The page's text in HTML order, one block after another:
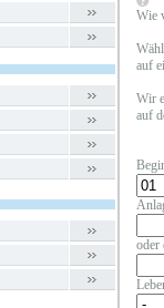
Wie
auf
Wir
auf
oder